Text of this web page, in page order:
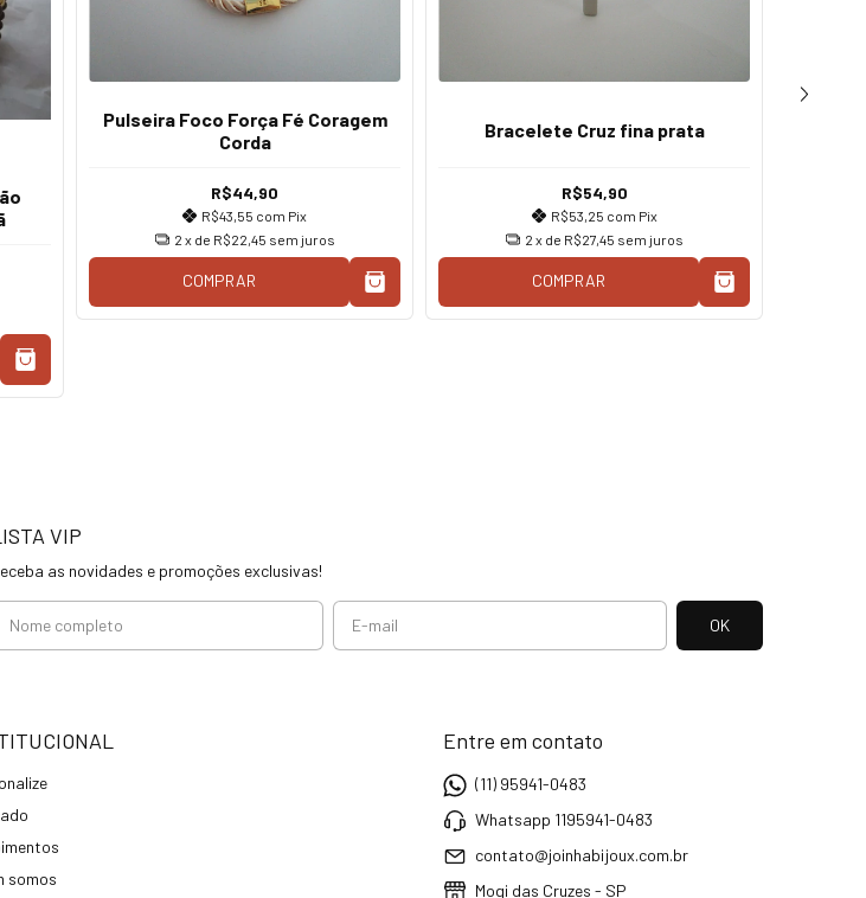
Pulseira Foco Força Fé Coragem
Corda
R$44,90
R$43,55 com Pix
2 x de R$22,45 sem juros
COMPRAR
Bracelete Cruz fina prata
R$54,90
R$53,25 com Pix
2 x de R$27,45 sem juros
COMPRAR
VIP
as novidades e promoções exclusivas!
somos
Entre em contato
(11) 95941-0483
Whatsapp 1195941-0483
contato@joinhabijoux.com.br
Mogi das Cruzes - SP